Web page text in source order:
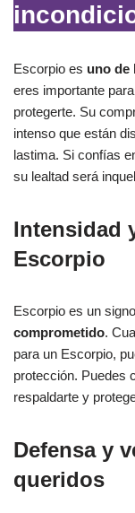
Escorpio es uno de
eres importante
protegerte. Su
intenso que están
lastima. Si confías
su lealtad será
Intensidad
Escorpio
Escorpio es un signo
comprometido.
para un Escorpio,
protección. Puedes
respaldarte y
Defensa y
queridos